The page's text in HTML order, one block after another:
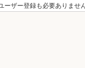
ザー登録も必要ありません